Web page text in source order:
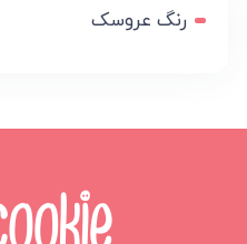
رنگ عروسک